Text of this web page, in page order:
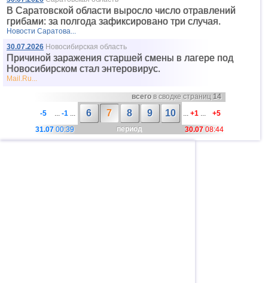
В Саратовской области выросло число отравлений
грибами: за полгода зафиксировано три случая.
Новости Саратова...
30.07.2026 Новосибирская область
Причиной заражения старшей смены в лагере под
Новосибирском стал энтеровирус.
Mail.Ru...
всегов сводке страниц 14
-5
...-1 ... 6 7 8 9 10 ...+1 ...
+5
31.07 00:39 период 30.07 08:44